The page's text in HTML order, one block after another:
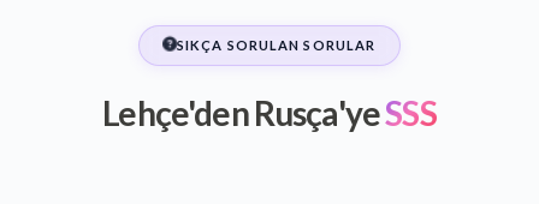
SIKÇA SORULAN SORULAR
Lehçe'den Rusça'yeSSS